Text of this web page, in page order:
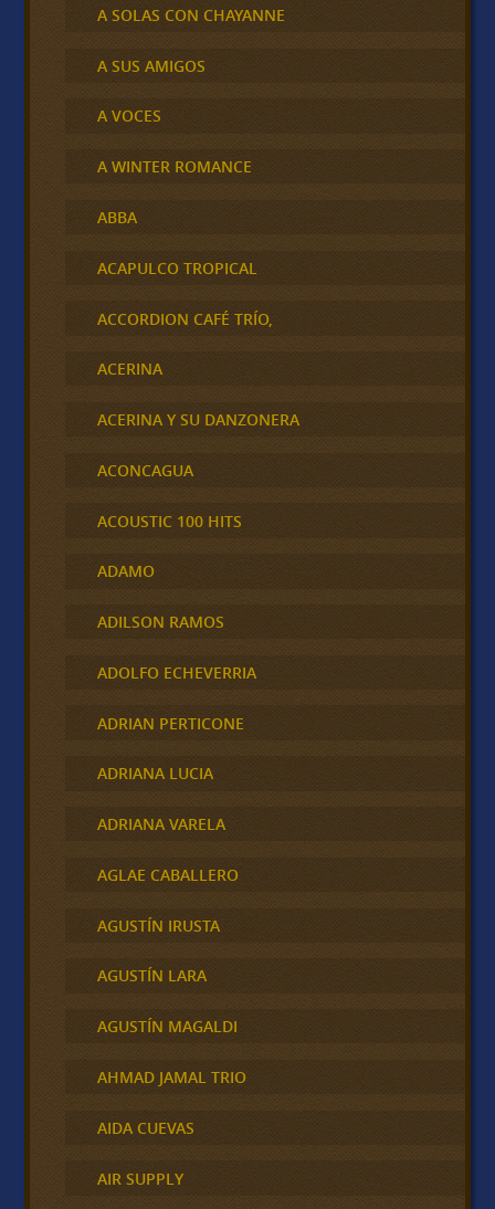
A SOLAS CON CHAYANNE
A SUS AMIGOS
A VOCES
A WINTER ROMANCE
ABBA
ACAPULCO TROPICAL
ACCORDION CAFÉ TRÍO,
ACERINA
ACERINA Y SU DANZONERA
ACONCAGUA
ACOUSTIC 100 HITS
ADAMO
ADILSON RAMOS
ADOLFO ECHEVERRIA
ADRIAN PERTICONE
ADRIANA LUCIA
ADRIANA VARELA
AGLAE CABALLERO
AGUSTÍN IRUSTA
AGUSTÍN LARA
AGUSTÍN MAGALDI
AHMAD JAMAL TRIO
AIDA CUEVAS
AIR SUPPLY